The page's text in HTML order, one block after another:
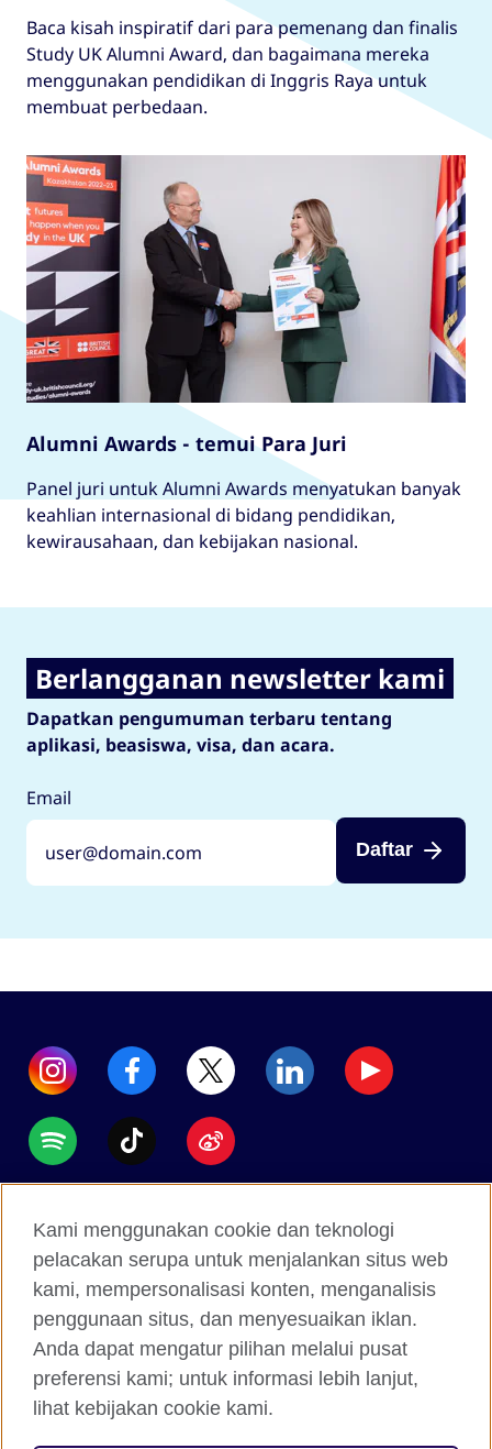
Baca kisah inspiratif dari para pemenang dan finalis
Study UK Alumni Award, dan bagaimana mereka
menggunakan pendidikan di Inggris Raya untuk
membuat perbedaan.
Alumni Awards - temui Para Juri
Panel juri untuk Alumni Awards menyatukan banyak
keahlian internasional di bidang pendidikan,
kewirausahaan, dan kebijakan nasional.
Berlangganan newsletter kami
Dapatkan pengumuman terbaru tentang
aplikasi, beasiswa, visa, dan acara.
Email
Daftar
Data protection
Terms of use
Cookies
Sitemap
Kami menggunakan cookie dan teknologi
pelacakan serupa untuk menjalankan situs web
kami, mempersonalisasi konten, menganalisis
penggunaan situs, dan menyesuaikan iklan.
Anda dapat mengatur pilihan melalui pusat
preferensi kami; untuk informasi lebih lanjut,
lihat kebijakan cookie kami.